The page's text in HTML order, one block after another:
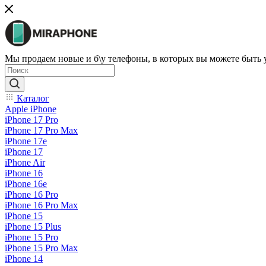
Мы продаем новые и б\у телефоны, в которых вы можете быть
Каталог
Apple iPhone
iPhone 17 Pro
iPhone 17 Pro Max
iPhone 17e
iPhone 17
iPhone Air
iPhone 16
iPhone 16e
iPhone 16 Pro
iPhone 16 Pro Max
iPhone 15
iPhone 15 Plus
iPhone 15 Pro
iPhone 15 Pro Max
iPhone 14